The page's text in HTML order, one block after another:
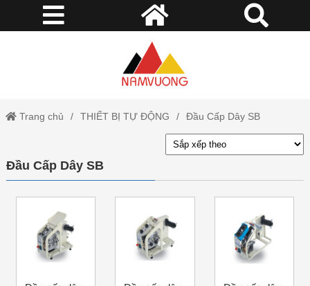
Trang chủ THIẾT BỊ TỰ ĐỘNG Đầu Cấp Dây SB
Đầu Cấp Dây SB